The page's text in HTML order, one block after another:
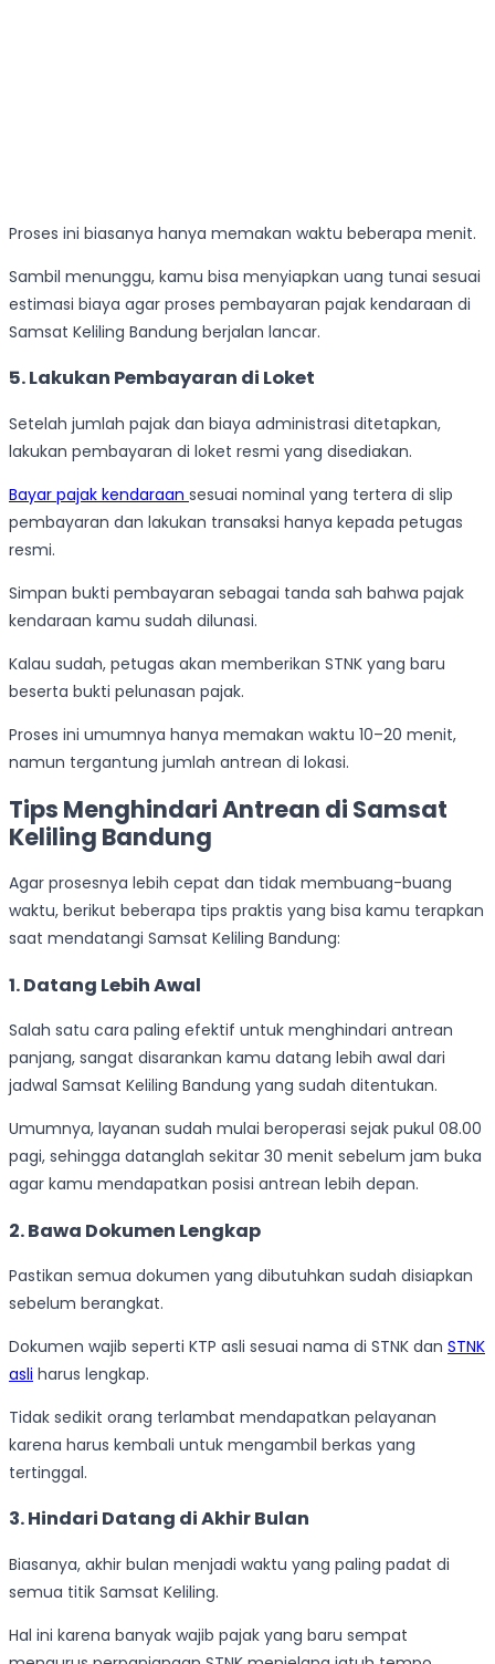
Proses ini biasanya hanya memakan waktu beberapa menit.
Sambil menunggu, kamu bisa menyiapkan uang tunai sesuai
estimasi biaya agar proses pembayaran pajak kendaraan di
Samsat Keliling Bandung berjalan lancar.
5. Lakukan Pembayaran di Loket
Setelah jumlah pajak dan biaya administrasi ditetapkan,
lakukan pembayaran di loket resmi yang disediakan.
Bayar pajak kendaraan sesuai nominal yang tertera di slip
pembayaran dan lakukan transaksi hanya kepada petugas
resmi.
Simpan bukti pembayaran sebagai tanda sah bahwa pajak
kendaraan kamu sudah dilunasi.
Kalau sudah, petugas akan memberikan STNK yang baru
beserta bukti pelunasan pajak.
Proses ini umumnya hanya memakan waktu 10–20 menit,
namun tergantung jumlah antrean di lokasi.
Tips Menghindari Antrean di Samsat
Keliling Bandung
Agar prosesnya lebih cepat dan tidak membuang-buang
waktu, berikut beberapa tips praktis yang bisa kamu terapkan
saat mendatangi Samsat Keliling Bandung:
1. Datang Lebih Awal
Salah satu cara paling efektif untuk menghindari antrean
panjang, sangat disarankan kamu datang lebih awal dari
jadwal Samsat Keliling Bandung yang sudah ditentukan.
Umumnya, layanan sudah mulai beroperasi sejak pukul 08.00
pagi, sehingga datanglah sekitar 30 menit sebelum jam buka
agar kamu mendapatkan posisi antrean lebih depan.
2. Bawa Dokumen Lengkap
Pastikan semua dokumen yang dibutuhkan sudah disiapkan
sebelum berangkat.
Dokumen wajib seperti KTP asli sesuai nama di STNK dan STNK
asli harus lengkap.
Tidak sedikit orang terlambat mendapatkan pelayanan
karena harus kembali untuk mengambil berkas yang
tertinggal.
3. Hindari Datang di Akhir Bulan
Biasanya, akhir bulan menjadi waktu yang paling padat di
semua titik Samsat Keliling.
Hal ini karena banyak wajib pajak yang baru sempat